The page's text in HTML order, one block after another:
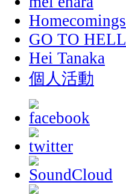
Homecomings
GO TO HELL
Hei Tanaka
個人活動